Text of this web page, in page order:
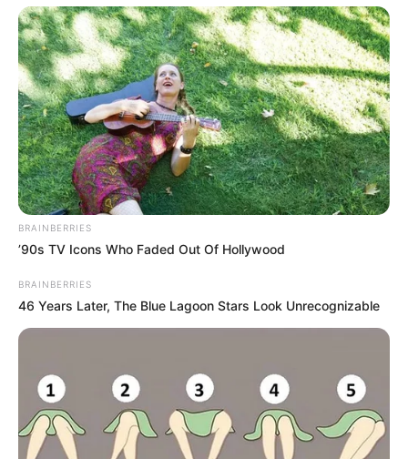
BRAINBERRIES
’90s TV Icons Who Faded Out Of Hollywood
BRAINBERRIES
46 Years Later, The Blue Lagoon Stars Look Unrecognizable